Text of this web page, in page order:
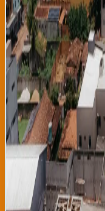
acompañado por
cantidad de energía
de carbono global más
expresado cautio
no sea usada para
ancestrales. El plan
enormes: posición a
de punta, genera
paneles solares y
energía en producto
Paraguay y otros países
energética. Los
brasileña disminuirá
mejorando
indicado disposición a
como parte de alianza
Brasil, liderazgo en